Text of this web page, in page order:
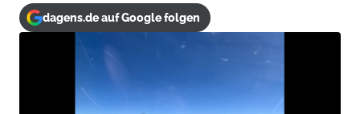
dagens.de auf Google folgen